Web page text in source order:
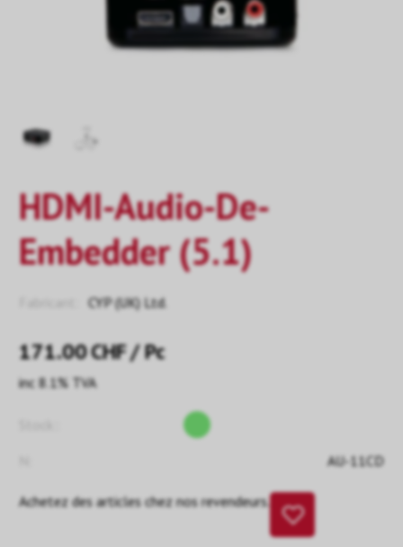
HDMI-Audio-De-
Embedder (5.1)
CYP (UK) Ltd.
171.00CHF/ Pc
inc 8.1% TVA
AU-11CD
Achetez des articles chez nos revendeurs.